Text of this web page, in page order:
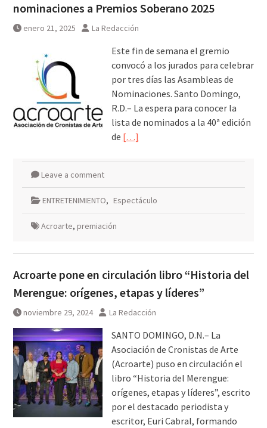
nominaciones a Premios Soberano 2025
enero 21, 2025 La Redacción
Este fin de semana el gremio
convocó a los jurados para celebrar
por tres días las Asambleas de
Nominaciones. Santo Domingo,
R.D.– La espera para conocer la
lista de nominados a la 40ª edición
de […]
Leave a comment
ENTRETENIMIENTO, Espectáculo
Acroarte, premiación
Acroarte pone en circulación libro “Historia del
Merengue: orígenes, etapas y líderes”
noviembre 29, 2024 La Redacción
SANTO DOMINGO, D.N.– La
Asociación de Cronistas de Arte
(Acroarte) puso en circulación el
libro “Historia del Merengue:
orígenes, etapas y líderes”, escrito
por el destacado periodista y
escritor, Euri Cabral, formando